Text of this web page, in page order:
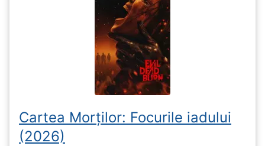
Cartea Morților: Focurile iadului
(2026)